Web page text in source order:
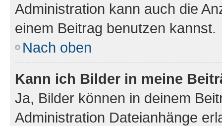
Administration kann auch die
einem Beitrag benutzen kannst.
Nach oben
Kann ich Bilder in meine
Ja, Bilder können in deinem
Administration Dateianhänge